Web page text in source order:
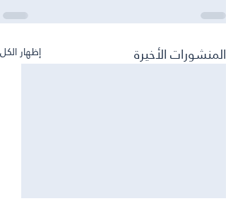
المنشورات الأخيرة إظهار الكل